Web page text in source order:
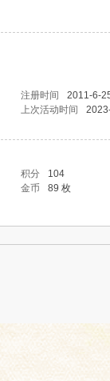
注册时间
2011-6-
上次活动时间
积分
104
金币
89 枚